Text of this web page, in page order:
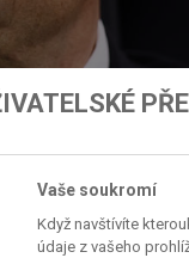
Vaše soukromí
Když navštívíte
údaje z vašeho